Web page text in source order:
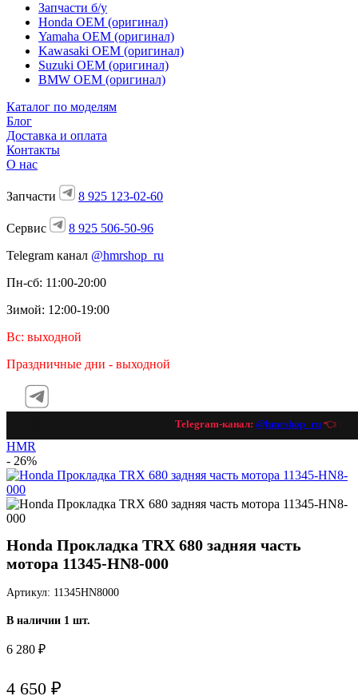
Запчасти б/у
Honda OEM (оригинал)
Yamaha OEM (оригинал)
Kawasaki OEM (оригинал)
Suzuki OEM (оригинал)
BMW OEM (оригинал)
Каталог по моделям
Блог
Доставка и оплата
Контакты
О нас
Запчасти 8 925 123-02-60
Сервис
8 925 506-50-96
Telegram канал @hmrshop_ru
Пн-сб: 11:00-20:00
Зимой: 12:00-19:00
Вс: выходной
Праздничные дни - выходной
Telegram-канал:@hmrshop_ru👈
HMR
- 26%
Honda Прокладка TRX 680 задняя часть
мотора 11345-HN8-000
Артикул: 11345HN8000
В наличии 1 шт.
6 280 ₽
4 650 ₽